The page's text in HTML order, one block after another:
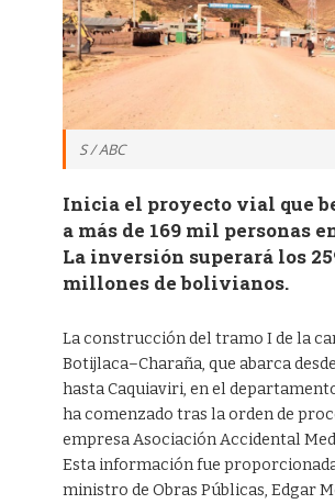
S / ABC
Inicia el proyecto vial que
a más de 169 mil personas
La inversión superará los
millones de bolivianos.
La construcción del tramo I de la
Botijlaca–Charaña, que abarca
hasta Caquiaviri, en el
ha comenzado tras la orden de
empresa Asociación Accidental
Esta información fue
ministro de Obras Públicas, Edgar